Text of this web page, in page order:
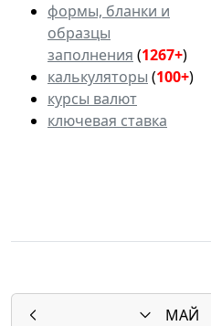
формы, бланки и
образцы
заполнения (1267+)
калькуляторы (100+)
курсы валют
ключевая ставка
МАЙ